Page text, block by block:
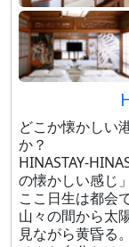
どこか懐かしい
か？
HINASTAY-
の懐かしい感じ
ここ日生は都会
山々の間から太
見ながら黄昏る。